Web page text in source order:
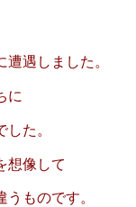
遇しました。
に
した。
想像して
ものです。